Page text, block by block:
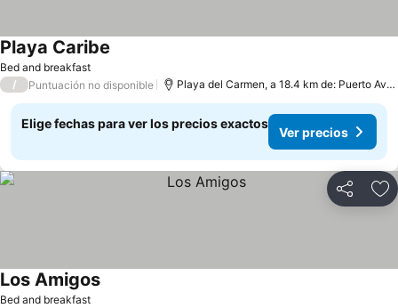
Bed and breakfast
Playa Caribe
/ Puntuación no disponible Playa del Carmen, a 18.4 km de: Puerto Aventuras
Elige fechas para ver los precios exactos
Ver precios
Compartir
Bed and breakfast
Los Amigos